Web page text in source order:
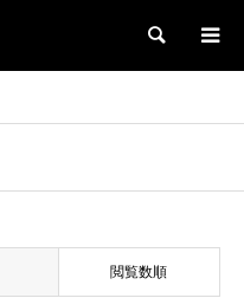
検索
閲覧数順